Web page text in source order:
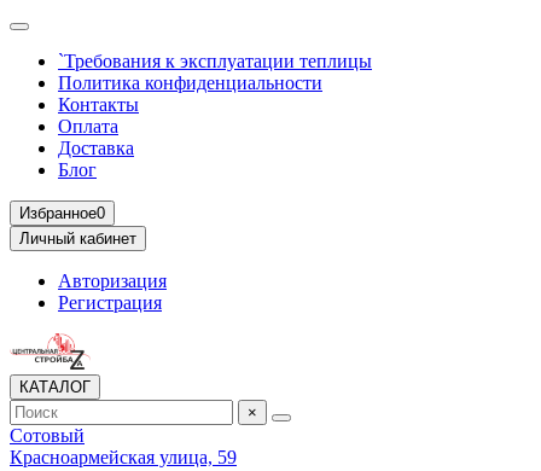
`Требования к эксплуатации теплицы
Политика конфиденциальности
Контакты
Оплата
Доставка
Блог
Избранное0
Личный кабинет
Авторизация
Регистрация
КАТАЛОГ
×
Сотовый
Красноармейская улица, 59